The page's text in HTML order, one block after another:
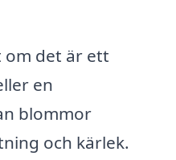
om det är ett
en
blommor
och kärlek.